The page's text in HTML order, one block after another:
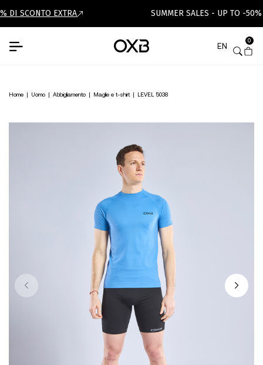
SCONTO EXTRA SUMMER SALES - UP TO -50%
EN
0
Home | Uomo | Abbigliamento | Maglie e t-shirt | LEVEL 5038